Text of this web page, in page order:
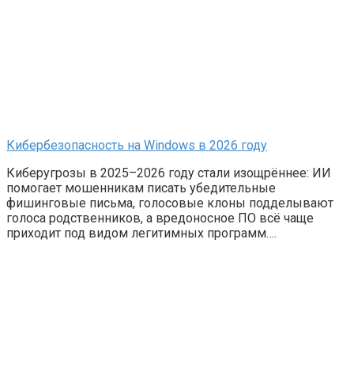
Кибербезопасность на Windows в 2026 году
Киберугрозы в 2025–2026 году стали изощрённее: ИИ
помогает мошенникам писать убедительные
фишинговые письма, голосовые клоны подделывают
голоса родственников, а вредоносное ПО всё чаще
приходит под видом легитимных программ….